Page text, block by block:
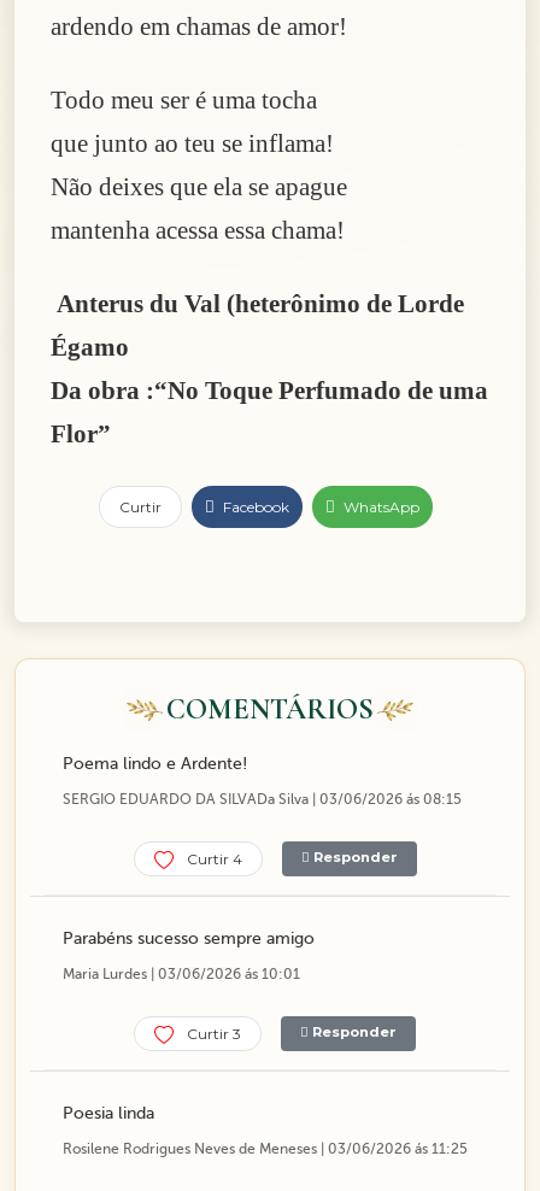
ardendo em chamas de amor!
Todo meu ser é uma tocha
que junto ao teu se inflama!
Não deixes que ela se apague
mantenha acessa essa chama!
Anterus du Val (heterônimo de Lorde
Égamo
Da obra :“No Toque Perfumado de uma
Flor”
Curtir Facebook WhatsApp
COMENTÁRIOS
Poema lindo e Ardente!
SERGIO EDUARDO DA SILVADa Silva | 03/06/2026 ás 08:15
Curtir 4 Responder
Parabéns sucesso sempre amigo
Maria Lurdes | 03/06/2026 ás 10:01
Curtir 3 Responder
Poesia linda
Rosilene Rodrigues Neves de Meneses | 03/06/2026 ás 11:25